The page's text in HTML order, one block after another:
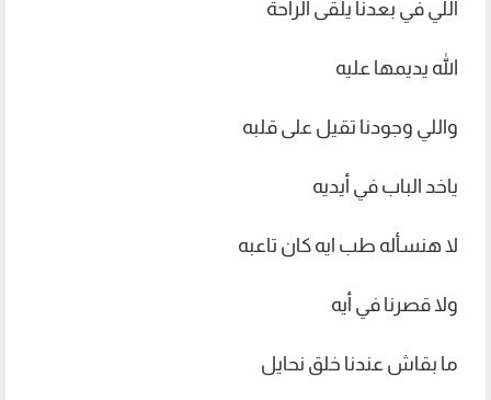
اللي في بعدنا يلقى الراحة
الله يديمها عليه
واللي وجودنا تقيل على قلبه
ياخد الباب في أيديه
لا هنسأله طب ايه كان تاعبه
ولا قصرنا في أيه
ما بقاش عندنا خلق نحايل